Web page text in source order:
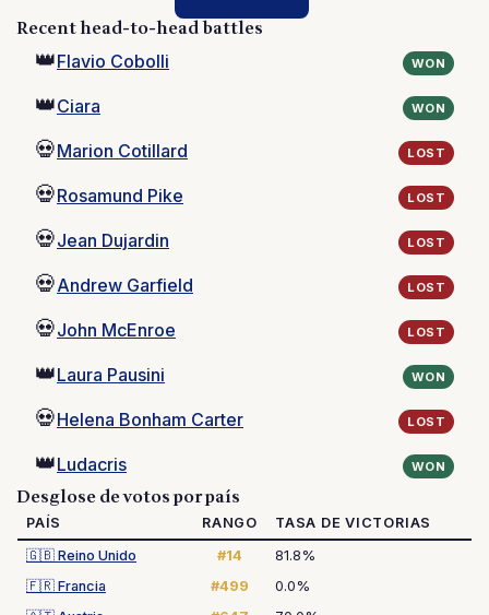
Recent head-to-head battles
👑Flavio Cobolli WON
👑Ciara WON
💀Marion Cotillard LOST
💀Rosamund Pike LOST
💀Jean Dujardin LOST
💀Andrew Garfield LOST
💀John McEnroe LOST
👑Laura Pausini WON
💀Helena Bonham Carter LOST
👑Ludacris WON
Desglose de votos por país
PAÍS RANGO
TASA DE VICTORIAS
🇬🇧 Reino Unido #14
81.8%
🇫🇷 Francia #499
0.0%